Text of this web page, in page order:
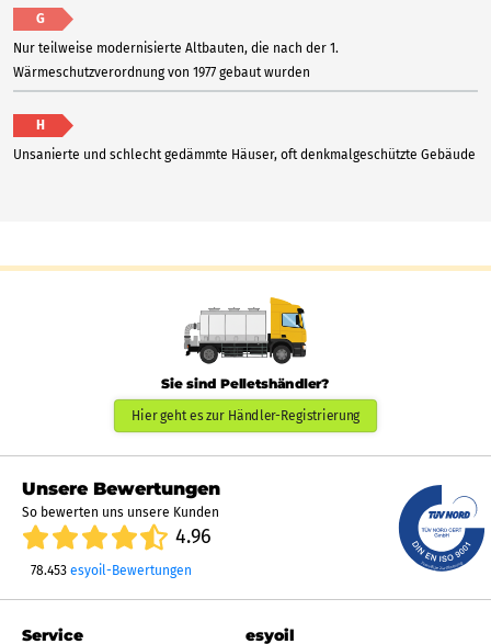
G
Nur teilweise modernisierte Altbauten, die nach der 1.
Wärmeschutzverordnung von 1977 gebaut wurden
H
Unsanierte und schlecht gedämmte Häuser, oft denkmalgeschützte Gebäude
Sie sind Pelletshändler?
Hier geht es zur Händler-Registrierung
Unsere Bewertungen
So bewerten uns unsere Kunden
4.96
78.453 esyoil-Bewertungen
Service esyoil